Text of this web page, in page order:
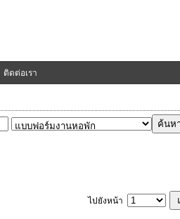
ติดต่อเรา
ไปยังหน้า